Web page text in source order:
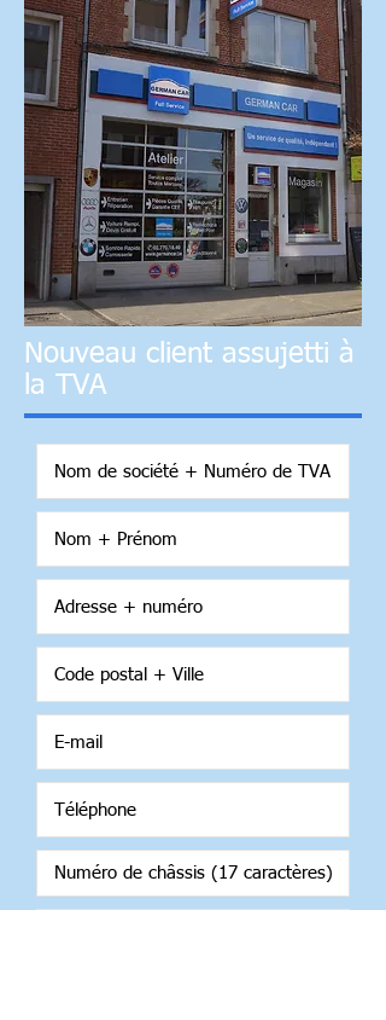
Nouveau client assujetti à
la TVA